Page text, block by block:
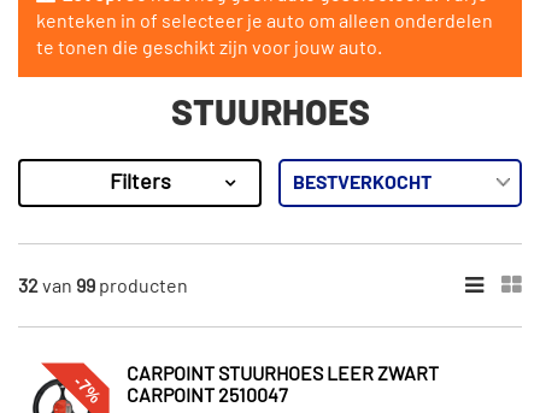
kenteken in of selecteer je auto om alleen onderdelen
te tonen die geschikt zijn voor jouw auto.
STUURHOES
Resultaten
×
Carpoint (19)
Sparco (6)
Filters
32van 99 producten
-7%
CARPOINT STUURHOES LEER ZWART
CARPOINT 2510047